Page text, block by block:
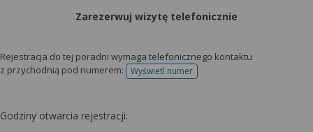
Zarezerwuj wizytę telefonicznie
Rejestracja do tej poradni wymaga telefonicznego kontaktu
z przychodnią pod numerem:
Wyświetl numertelefonu do rejestracji
Godziny otwarcia rejestracji: